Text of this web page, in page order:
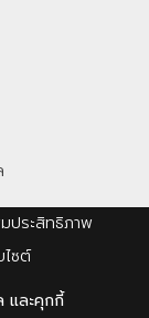
ประสิทธิภาพ
ไซต์
และคุกกี้